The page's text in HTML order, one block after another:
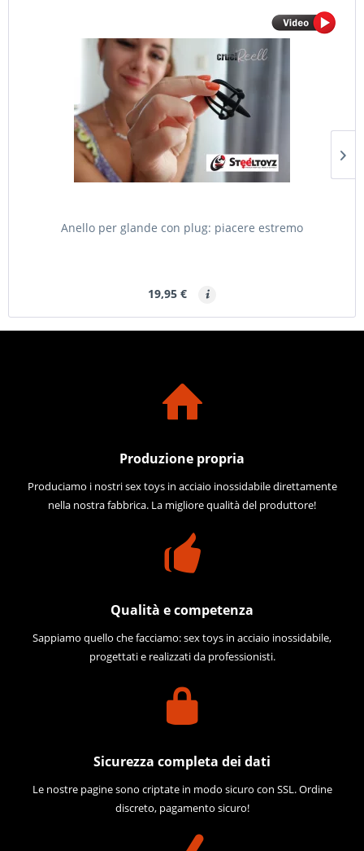
Anello per glande con plug: piacere estremo
19,95 €
Produzione propria
Produciamo i nostri sex toys in acciaio inossidabile direttamente
nella nostra fabbrica. La migliore qualità del produttore!
Qualità e competenza
Sappiamo quello che facciamo: sex toys in acciaio inossidabile,
progettati e realizzati da professionisti.
Sicurezza completa dei dati
Le nostre pagine sono criptate in modo sicuro con SSL. Ordine
discreto, pagamento sicuro!